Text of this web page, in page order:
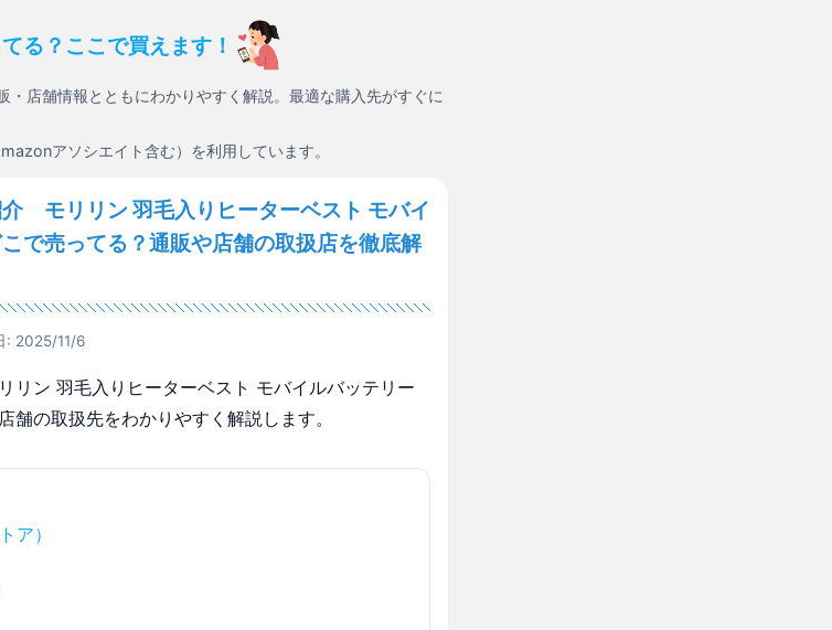
る？ここで買えます！
・店舗情報とともにわかりやすく解説。最適な購入先がすぐに
アソシエイト含む）を利用しています。
介 モリリン 羽毛入りヒーターベスト モバイ
で売ってる？通販や店舗の取扱店を徹底解
: 2025/11/6
ン 羽毛入りヒーターベスト モバイルバッテリー
舗の取扱先をわかりやすく解説します。
ア）